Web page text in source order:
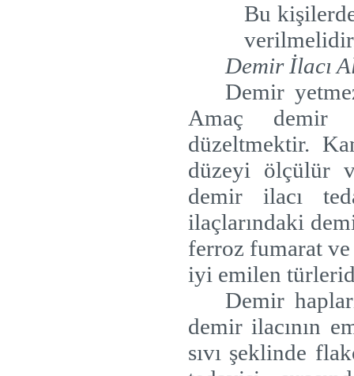
Bu
Demir İlacı
Demir
Amaç demir
düzeltmektir.
düzeyi ölçülür
demir ilacı
ilaçlarındaki
ferroz fumarat
iyi emilen
Demir
demir ilacının
sıvı şeklinde